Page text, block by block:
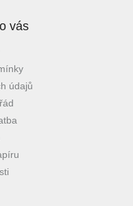
vás
údajů